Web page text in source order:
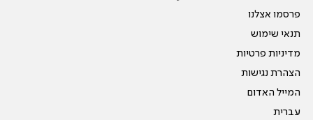
פרסמו אצלנו
תנאי שימוש
מדיניות פרטיות
הצהרת נגישות
המייל האדום
עברית